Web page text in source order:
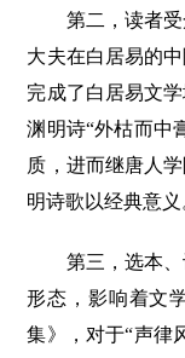
第二，读者受
大夫在白居易的
完成了白居易文
渊明诗“外枯而中
质，进而继唐人
明诗歌以经典意义
第三，选本、
形态，影响着文
集》，对于“声律